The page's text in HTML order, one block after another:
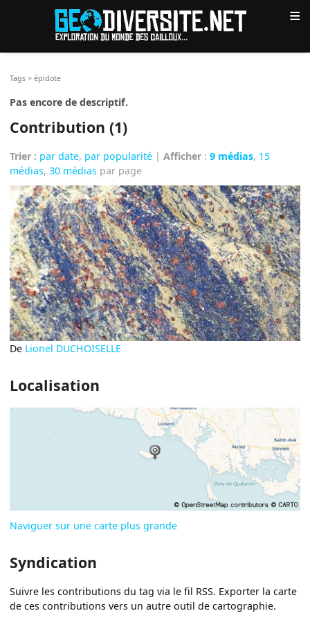
≡
Tags >épidote
Pas encore de descriptif.
Contribution (1)
Trier : par date, par popularité |Afficher :9 médias, 15
médias,30 médias par page
De Lionel DUCHOISELLE
Localisation
Naviguer sur une carte plus grande
Syndication
Suivre les contributions du tag via le fil RSS. Exporter la carte
de ces contributions vers un autre outil de cartographie.